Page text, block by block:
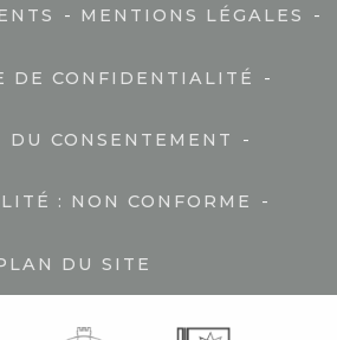
- MENTIONS LÉGALES -
DE CONFIDENTIALITÉ -
DU CONSENTEMENT -
: NON CONFORME -
DU SITE